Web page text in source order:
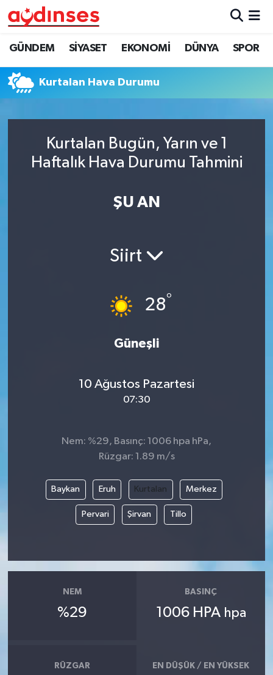
GÜNDEM SİYASET EKONOMİ DÜNYA SPOR
Kurtalan Hava Durumu
Kurtalan Bugün, Yarın ve 1
Haftalık Hava Durumu Tahmini
ŞU AN
Siirt
28°
Güneşli
10 Ağustos Pazartesi
07:30
Nem: %29, Basınç: 1006 hpa hPa,
Rüzgar: 1.89 m/s
Baykan Eruh Kurtalan Merkez
Pervari Şirvan Tillo
NEM
%29
BASINÇ
1006 HPA hpa
RÜZGAR EN DÜŞÜK / EN YÜKSEK
GÜNDEM
SİYASET
DÜNYA
SPOR
Nöbetçi Eczaneler
Hava Durumu
Trafik Durumu
Süper Lig Puan Durumu ve Fikstür